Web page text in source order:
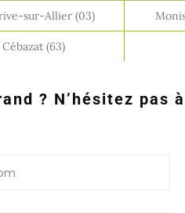
sur-Allier (03)
Cébazat (63)
? N’hésitez pas